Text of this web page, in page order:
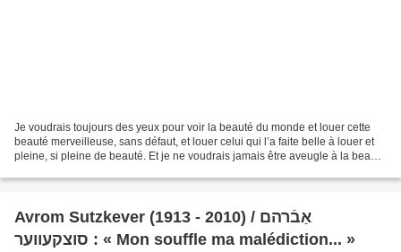
Je voudrais toujours des yeux pour voir la beauté du monde et louer cette
beauté merveilleuse, sans défaut, et louer celui qui l’a faite belle à louer et
pleine, si pleine de beauté. Et je ne voudrais jamais être aveugle à la beauté
Avrom Sutzkever (1913 - 2010) / אַבֿרהם
סוצקעווער : « Mon souffle ma malédiction... »